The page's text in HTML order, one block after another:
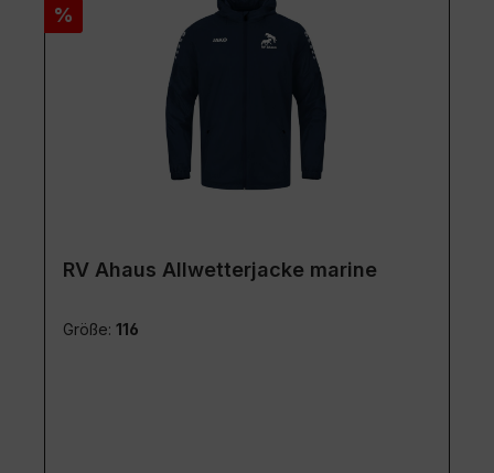
Rabatt
%
RV Ahaus Allwetterjacke marine
Größe: 116